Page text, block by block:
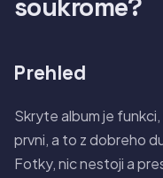
soukrome?
Prehled
Skryte album je
prvni, a to z dobreho
Fotky, nic nestoji a